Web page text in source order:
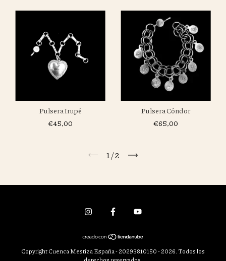
Pulsera Irupé
€45,00
Pulsera Cóndor
€65,00
1/2
Copyright Cuenca Mestiza España - 20293810150 - 2026. Todos los